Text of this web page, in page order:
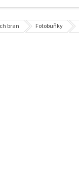
bran Fotobuňky